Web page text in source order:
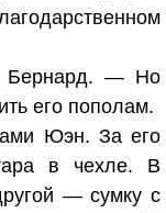
Бернард. — Но
его пополам.
Юэн. За его
в чехле. В
— сумку с